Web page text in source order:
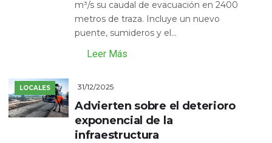
m³/s su caudal de evacuación en 2400
metros de traza. Incluye un nuevo
puente, sumideros y el...
Leer Más
LOCALES 31/12/2025
Advierten sobre el deterioro
exponencial de la
infraestructura